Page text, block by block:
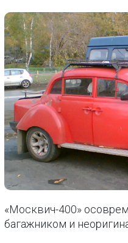
«Москвич-400»
багажником и